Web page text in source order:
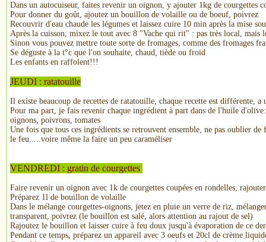
Dans un autocuiseur, faites revenir un oignon, y ajouter 1kg de courgettes
Pour donner du goût, ajoutez un bouillon de volaille ou de boeuf, poivrez
Recouvrir d'eau chaude les légumes et laissez cuire 10 min après la mise
Après la cuisson, mixez le tout avec 8 "Vache qui rit" : pas très local, mais
Sinon vous pouvez mettre toute sorte de fromages, comme des fromages
Se déguste à la t°c que l'on souhaite, chaud, tiède ou froid
Les enfants en raffolent!!!
JEUDI : ratatouille
Il existe beaucoup de recettes de ratatouille, chaque recette est différente, a
Pour ma part, je fais revenir chaque ingrédient à part dans de l'huile
oignons, poivrons, tomates
Une fois que tous ces ingrédients se retrouvent ensemble, ne pas oublier
le feu.....voire même la faire un peu caraméliser
VENDREDI : gratin de courgettes
Faire revenir un oignon avec 1k de courgettes coupées en rondelles,
Préparez 1l de bouillon de volaille
Dans le mélange courgettes-oignons, jetez en pluie un verre de riz,
transparent, poivrez (le bouillon est salé, alors attention au rajout de sel)
Rajoutez le bouillon et laisser cuire à feu doux jusqu'à évaporation de ce
Pendant ce temps, préparez un appareil avec 3 oeufs et 20cl de crème